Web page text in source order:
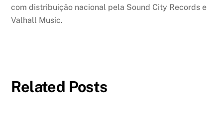
com distribuição nacional pela Sound City Records e
Valhall Music.
Related Posts